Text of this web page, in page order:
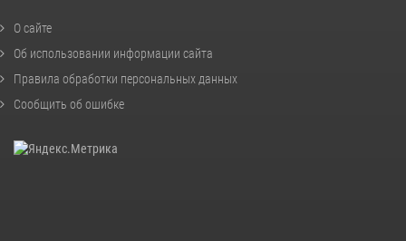
О сайте
Об использовании информации сайта
Правила обработки персональных данных
Сообщить об ошибке